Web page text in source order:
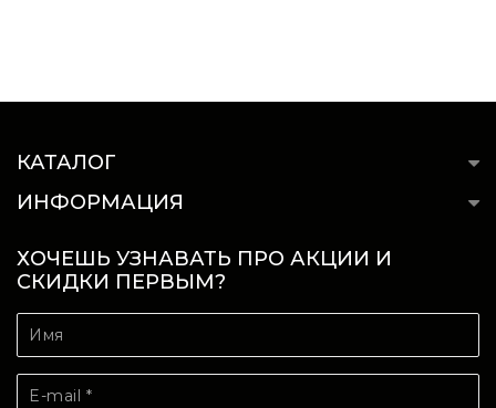
КАТАЛОГ
ИНФОРМАЦИЯ
ХОЧЕШЬ УЗНАВАТЬ ПРО АКЦИИ И
СКИДКИ ПЕРВЫМ?